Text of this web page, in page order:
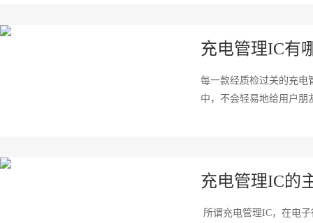
充电管理IC有
每一款经质检过关的充电
中，不会轻易地给用户朋
充电管理IC的
所谓充电管理IC，在电